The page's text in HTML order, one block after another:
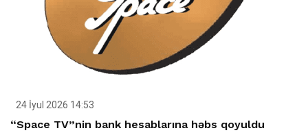
24 İyul 2026 14:53
“Space TV”nin bank hesablarına həbs qoyuldu